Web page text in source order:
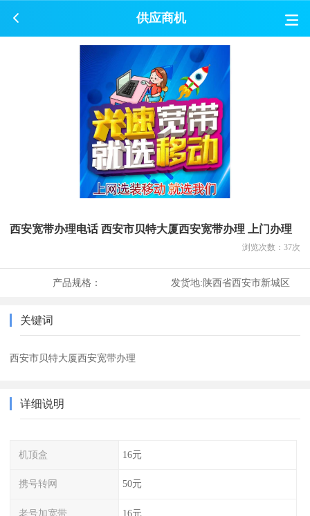
供应商机
西安宽带办理电话 西安市贝特大厦西安宽带办理 上门办理
浏览次数： 37次
产品规格： 发货地:陕西省西安市新城区
关键词
西安市贝特大厦西安宽带办理
详细说明
机顶盒 16元
携号转网 50元
老号加宽带 16元